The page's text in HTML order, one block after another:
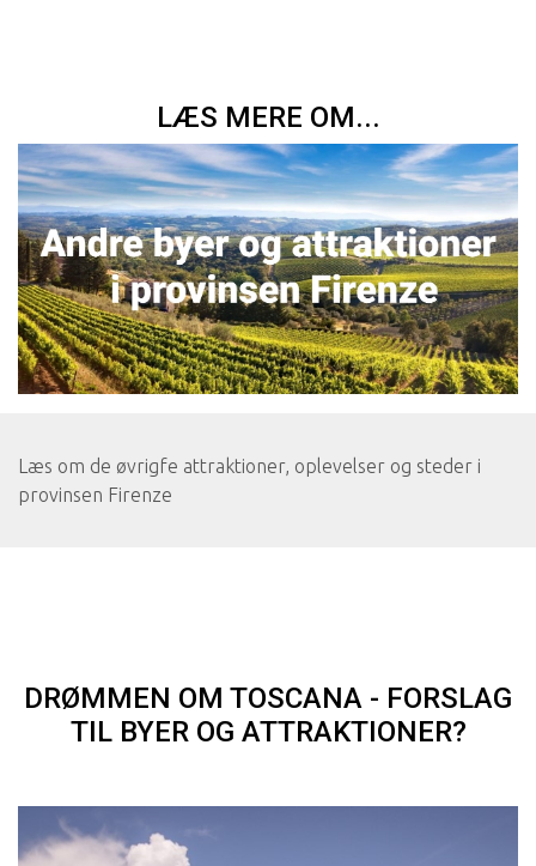
LÆS MERE OM...
Læs om de øvrigfe attraktioner, oplevelser og steder i
provinsen Firenze
DRØMMEN OM TOSCANA - FORSLAG
TIL BYER OG ATTRAKTIONER?